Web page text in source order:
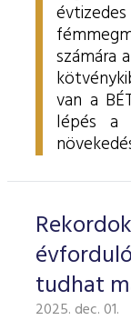
számára
van a
lépés a
tudhat
2025. dec. 01.